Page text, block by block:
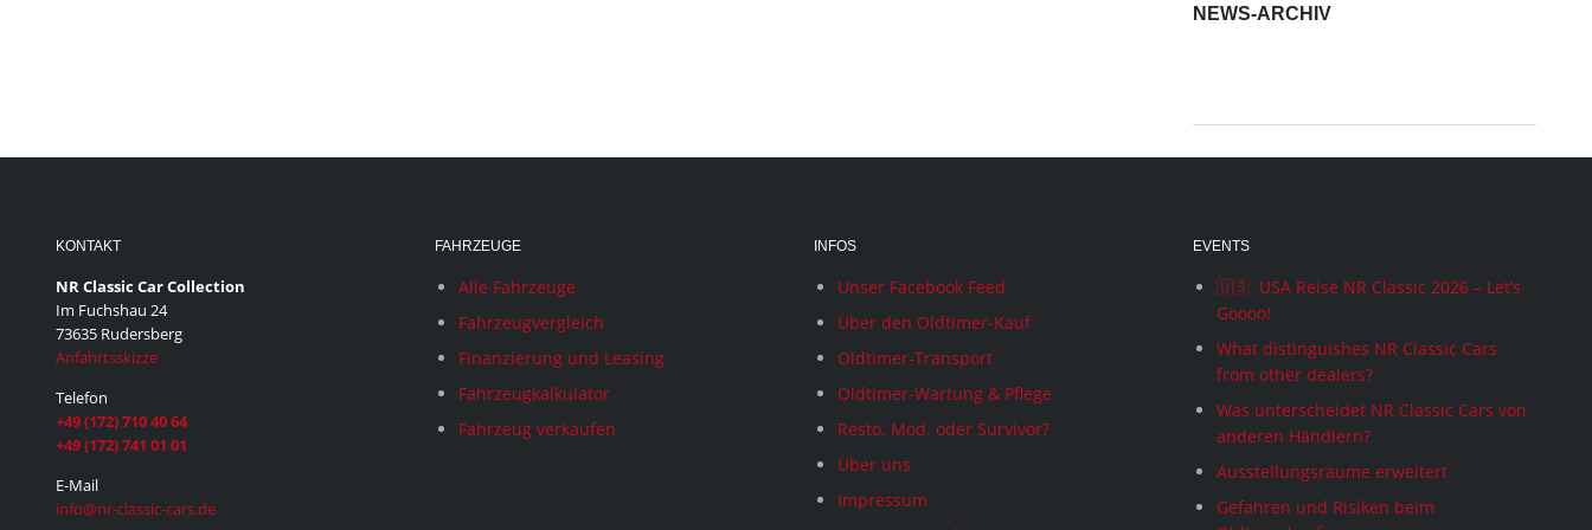
NEWS-ARCHIV
KONTAKT
NR Classic Car Collection
Im Fuchshau 24
73635 Rudersberg
Anfahrtsskizze
Telefon
+49 (172) 710 40 64
+49 (172) 741 01 01
E-Mail
info@nr-classic-cars.de
FAHRZEUGE
Alle Fahrzeuge
Fahrzeugvergleich
Finanzierung und Leasing
Fahrzeugkalkulator
Fahrzeug verkaufen
INFOS
Unser Facebook Feed
Über den Oldtimer-Kauf
Oldtimer-Transport
Oldtimer-Wartung & Pflege
Resto. Mod. oder Survivor?
Über uns
Impressum
EVENTS
🇺🇸 USA Reise NR Classic 2026 – Let’s
Goooo!
What distinguishes NR Classic Cars
from other dealers?
Was unterscheidet NR Classic Cars von
anderen Händlern?
Ausstellungsräume erweitert
Gefahren und Risiken beim